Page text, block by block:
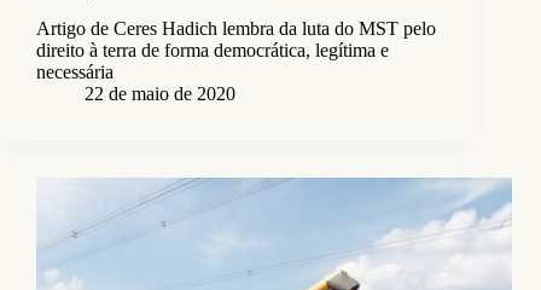
Artigo de Ceres Hadich lembra da luta do MST pelo
direito à terra de forma democrática, legítima e
necessária
22 de maio de 2020